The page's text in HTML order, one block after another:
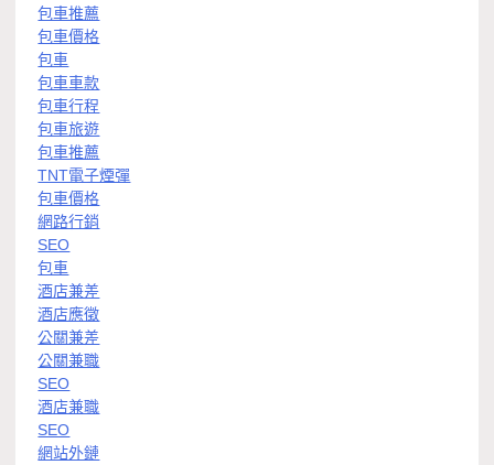
包車推薦
包車價格
包車
包車車款
包車行程
包車旅遊
包車推薦
TNT電子煙彈
包車價格
網路行銷
SEO
包車
酒店兼差
酒店應徵
公關兼差
公關兼職
SEO
酒店兼職
SEO
網站外鏈